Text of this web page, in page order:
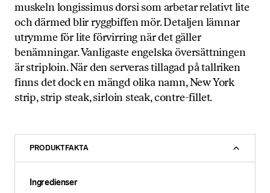
muskeln longissimus dorsi som arbetar relativt lite
och därmed blir ryggbiffen mör. Detaljen lämnar
utrymme för lite förvirring när det gäller
benämningar. Vanligaste engelska översättningen
är striploin. När den serveras tillagad på tallriken
finns det dock en mängd olika namn, New York
strip, strip steak, sirloin steak, contre-fillet.
PRODUKTFAKTA
Ingredienser